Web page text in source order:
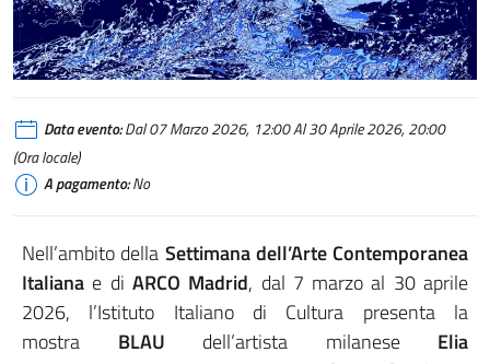
Data evento:Dal 07 Marzo 2026, 12:00 Al 30 Aprile 2026, 20:00
(Ora locale)
A pagamento:No
Nell’ambito della Settimana dell’Arte Contemporanea
Italiana e di ARCO Madrid, dal 7 marzo al 30 aprile
2026, l’Istituto Italiano di Cultura presenta la
mostra BLAU dell’artista milanese Elia